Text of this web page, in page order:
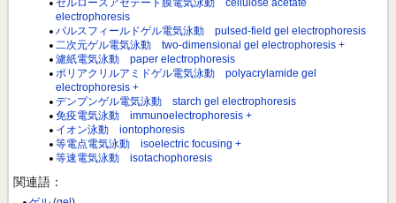
セルロースアセテート膜電気泳動 cellulose acetate
electrophoresis
パルスフィールドゲル電気泳動 pulsed-field gel electrophoresis
二次元ゲル電気泳動 two-dimensional gel electrophoresis +
濾紙電気泳動 paper electrophoresis
ポリアクリルアミドゲル電気泳動 polyacrylamide gel
electrophoresis +
デンプンゲル電気泳動 starch gel electrophoresis
免疫電気泳動 immunoelectrophoresis +
イオン泳動 iontophoresis
等電点電気泳動 isoelectric focusing +
等速電気泳動 isotachophoresis
関連語：